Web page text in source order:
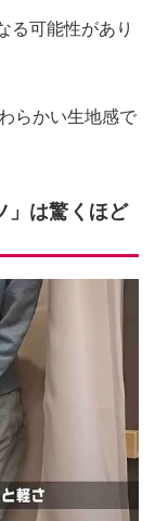
る可能性があり
らかい生地感で
」は驚くほど